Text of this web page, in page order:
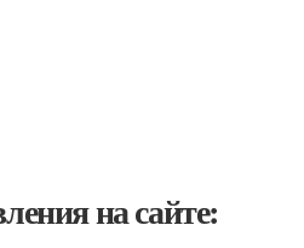
на сайте: